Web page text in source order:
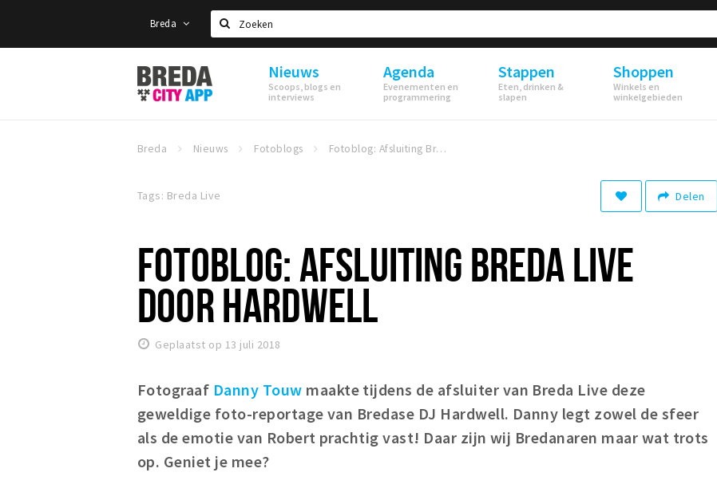
Breda
Zoeken
Stappen
&
Shoppen
Nieuws
Scoops, blogs en
interviews
Agenda
Evenementen en
programmering
Stappen
Eten, drinken &
slapen
Shoppen
Winkels en
winkelgebieden
Breda Nieuws Fotoblogs Fotoblog: Afsluiting Breda Live door Hardwell
Tags: Breda Live Delen
FOTOBLOG: AFSLUITING BREDA LIVE
DOOR HARDWELL
Geplaatst op 13 juli 2018
Fotograaf Danny Touw maakte tijdens de afsluiter van Breda Live deze
geweldige foto-reportage van Bredase DJ Hardwell. Danny legt zowel de sfeer
als de emotie van Robert prachtig vast! Daar zijn wij Bredanaren maar wat trots
op. Geniet je mee?